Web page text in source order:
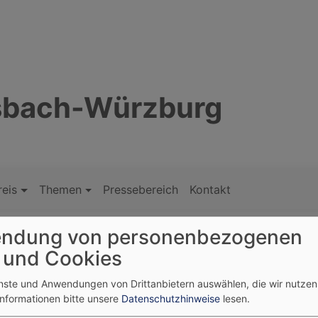
Würzburg
Themen Pressebereich Kontakt
Regionalbischöfin Gisela Bornowski hat Pfarrer
Vikariatsgemeinde. Die Gemeindeglieder freuen sich
von personenbezogenen
Cookies
und Anwendungen von Drittanbietern auswählen, die wir
bitte unsere Datenschutzhinweise lesen.